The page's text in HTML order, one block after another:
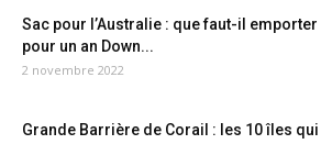
Sac pour l’Australie : que faut-il emporter
pour un an Down...
2 novembre 2022
Grande Barrière de Corail : les 10 îles qui